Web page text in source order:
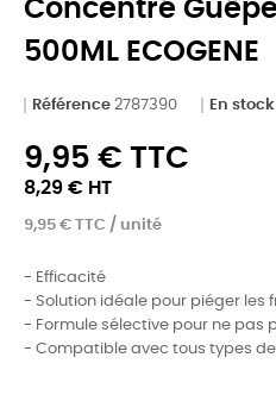
Concentré
500ML ECOGENE
Référence 2787390 En stock
9,95 € TTC
8,29 € HT
9,95 € TTC / unité
- Efficacité
- Solution idéale pour piéger les
- Formule sélective pour ne pas
- Compatible avec tous types